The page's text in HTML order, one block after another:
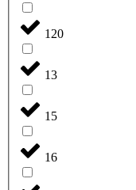
120
13
15
16